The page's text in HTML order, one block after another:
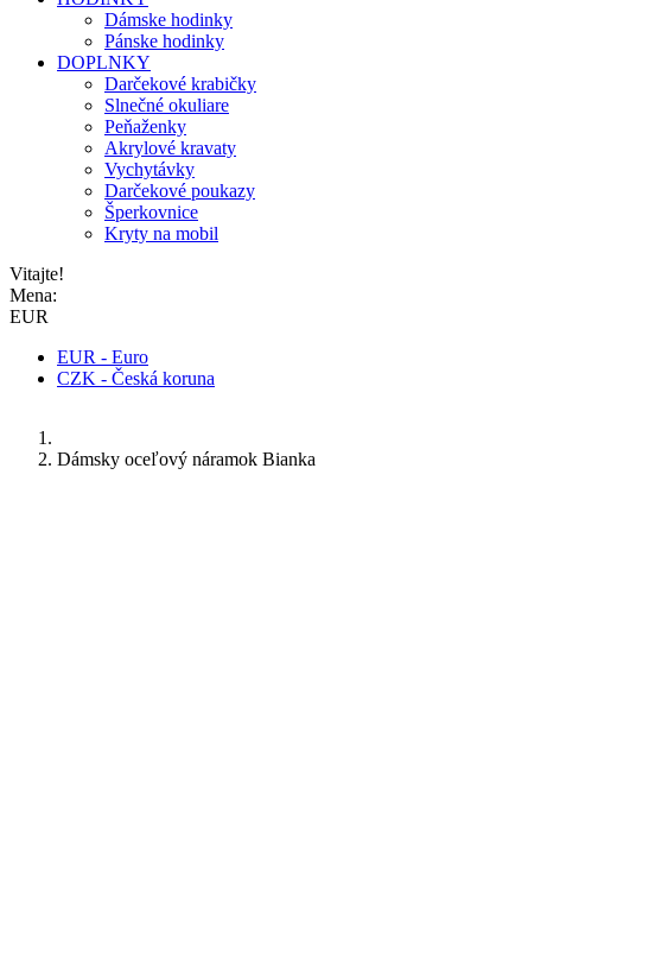
Dámske hodinky
Pánske hodinky
DOPLNKY
Darčekové krabičky
Slnečné okuliare
Peňaženky
Akrylové kravaty
Vychytávky
Darčekové poukazy
Šperkovnice
Kryty na mobil
Vitajte!
Mena:
EUR
EUR - Euro
CZK - Česká koruna
Dámsky oceľový náramok Bianka